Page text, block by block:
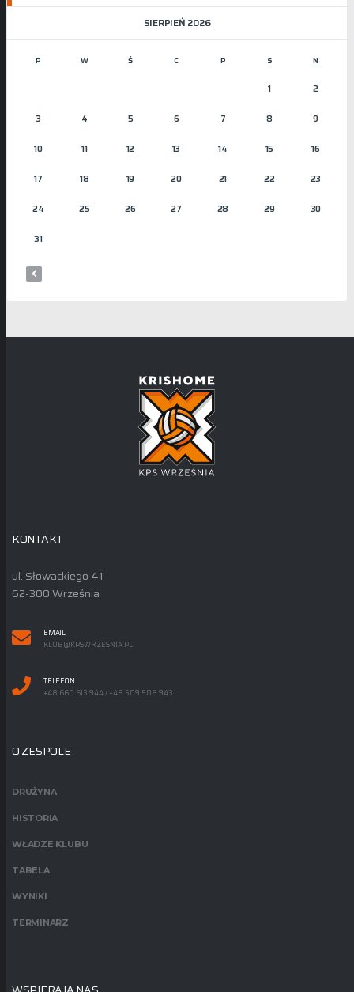
SIERPIEŃ 2026
P W Ś C P S N
1 2
3 4 5 6 7 8 9
10 11 12 13 14 15 16
17 18 19 20 21 22 23
24 25 26 27 28 29 30
31
KONTAKT
ul. Słowackiego 41
62-300 Września
EMAIL
KLUB@KPSWRZESNIA.PL
TELEFON
+48 660 613 944 / +48 509 508 943
O ZESPOLE
DRUŻYNA
HISTORIA
WŁADZE KLUBU
TABELA
WYNIKI
TERMINARZ